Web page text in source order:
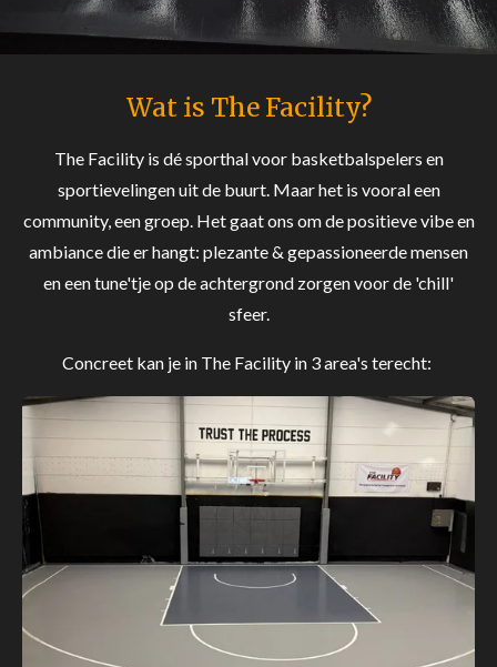
Wat is The Facility?
The Facility is dé sporthal voor basketbalspelers en
sportievelingen uit de buurt. Maar het is vooral een
community, een groep. Het gaat ons om de positieve vibe en
ambiance die er hangt: plezante & gepassioneerde mensen
en een tune'tje op de achtergrond zorgen voor de 'chill'
sfeer.
Concreet kan je in The Facility in 3 area's terecht: